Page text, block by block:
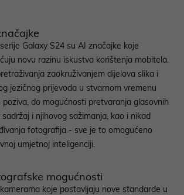
Galaxy S24 su AI značajke koje
novu razinu iskustva korištenja mobitela.
zaokruživanjem dijelova slika i
jezičnog prijevoda u stvarnom vremenu
do mogućnosti pretvaranja glasovnih
i njihovog sažimanja, kao i nikad
fotografija - sve je to omogućeno
umjetnoj inteligenciji.
mogućnosti
koje postavljaju nove standarde u